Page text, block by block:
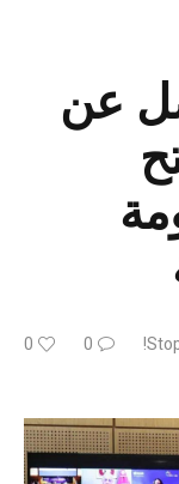
عن
0
0